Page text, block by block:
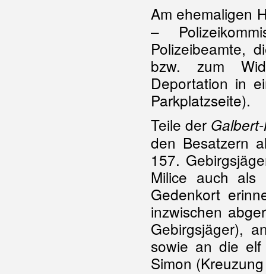
Am ehemaligen
–
Polizeibeamte,
bzw. zum
Deportation in
Parkplatzseite).
Teile der
den Besatzern
157.
Milice auch als
Gedenkort
inzwischen
Gebirgsjäger),
sowie an die elf
Simon